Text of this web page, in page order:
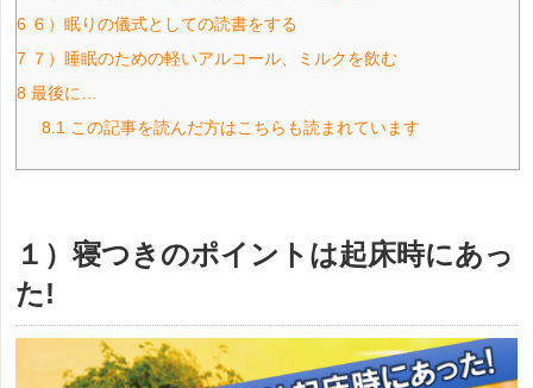
6 ６）眠りの儀式としての読書をする
7 ７）睡眠のための軽いアルコール、ミルクを飲む
8 最後に…
8.1 この記事を読んだ方はこちらも読まれています
１）寝つきのポイントは起床時にあっ
た!